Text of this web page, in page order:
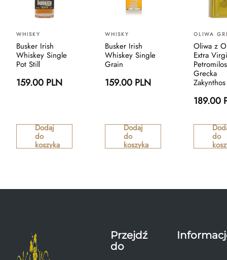
WHISKY
Busker Irish
Whiskey Single
Pot Still
159.00 PLN
Dodaj
do
koszyka
WHISKY
Busker Irish
Whiskey Single
Grain
159.00 PLN
Dodaj
do
koszyka
OLIWA
Oliwa z
Extra
Grecka
Zakynthos
189.00
do
Przejdź
do